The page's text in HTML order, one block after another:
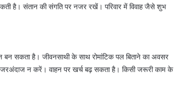
है। संतान की संगति पर नजर रखें। परिवार में विवाह जैसे शुभ
सकता है। जीवनसाथी के साथ रोमांटिक पल बिताने का अवसर
न करें। वाहन पर खर्च बढ़ सकता है। किसी जरूरी काम के